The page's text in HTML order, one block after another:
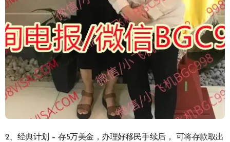
2、经典计划 – 存5万美金，办理好移民手续后， 可将存款取出